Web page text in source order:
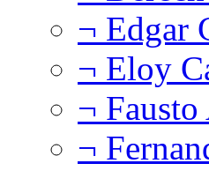
¬ Edgar
¬ Eloy
¬
¬